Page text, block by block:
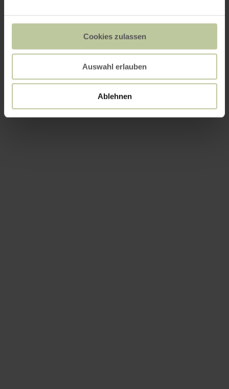
Cookies zulassen
Auswahl erlauben
Ablehnen